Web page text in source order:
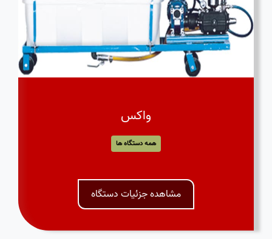
واکس
همه دستگاه ها
مشاهده جزئیات دستگاه